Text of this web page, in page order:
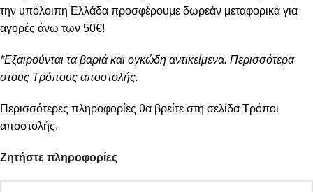
την υπόλοιπη Ελλάδα προσφέρουμε δωρεάν μεταφορικά για
αγορές άνω των 50€!
*Εξαιρούνται τα βαριά και ογκώδη αντικείμενα. Περισσότερα
στους Τρόπους αποστολής.
Περισσότερες πληροφορίες θα βρείτε στη σελίδα Τρόποι
αποστολής.
Ζητήστε πληροφορίες